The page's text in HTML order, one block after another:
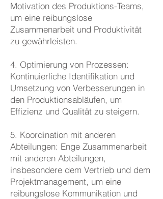
Motivation des Produktions-Teams,
um eine reibungslose
Zusammenarbeit und Produktivität
zu gewährleisten.
4. Optimierung von Prozessen:
Kontinuierliche Identifikation und
Umsetzung von Verbesserungen in
den Produktionsabläufen, um
Effizienz und Qualität zu steigern.
5. Koordination mit anderen
Abteilungen: Enge Zusammenarbeit
mit anderen Abteilungen,
insbesondere dem Vertrieb und dem
Projektmanagement, um eine
reibungslose Kommunikation und